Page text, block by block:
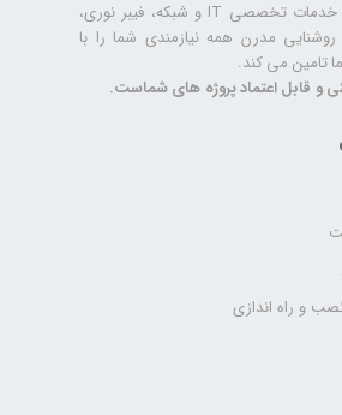
و راه اندازی
همچنین نورال با ارائه خدمات تخصصی IT و شبکه، فیبر نوری،
مدرن همه نیازمندی شما را با
تامین می کند.
و قابل اعتماد پروژه های شماست.